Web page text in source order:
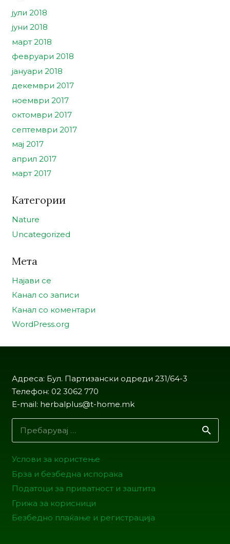
јули 2018
јуни 2018
март 2018
февруари 2018
јануари 2018
декември 2017
ноември 2017
октомври 2017
септември 2017
мај 2017
април 2017
март 2017
Категории
Nature
Uncategorized
Мета
Најави се
Канал со записи
Канал со коментари
WordPress.org
Адреса: Бул. Партизански одреди 231/64-3
Телефон: 02 3062 770
E-mail: herbalplus@t-home.mk
Услови за користење
Брза и безбедна испорака
Податоци за приватност и заштита
Грижа за корисници
Безбедно плаќање и регистрација